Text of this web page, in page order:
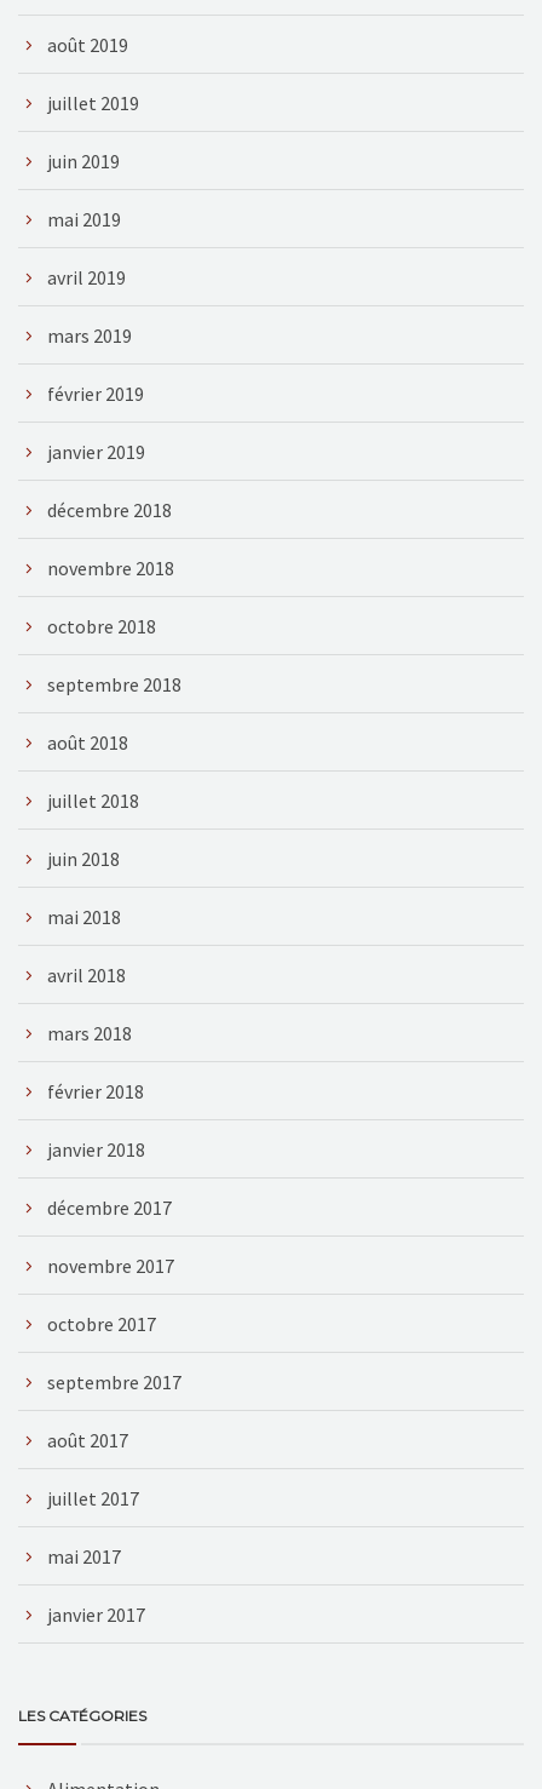
août 2019
juillet 2019
juin 2019
mai 2019
avril 2019
mars 2019
février 2019
janvier 2019
décembre 2018
novembre 2018
octobre 2018
septembre 2018
août 2018
juillet 2018
juin 2018
mai 2018
avril 2018
mars 2018
février 2018
janvier 2018
décembre 2017
novembre 2017
octobre 2017
septembre 2017
août 2017
juillet 2017
mai 2017
janvier 2017
LES CATÉGORIES